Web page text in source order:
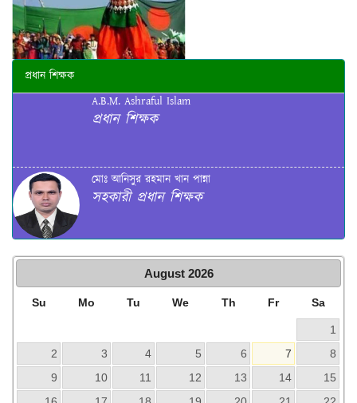
প্রধান শিক্ষক
A.B.M. Ashraful Islam
প্রধান শিক্ষক
মোঃ আনিসুর রহমান খান পান্না
সহকারী প্রধান শিক্ষক
August 2026
Su Mo Tu We Th Fr Sa
1
2
3 4 5 6 7
8
9
10 11 12 13 14
15